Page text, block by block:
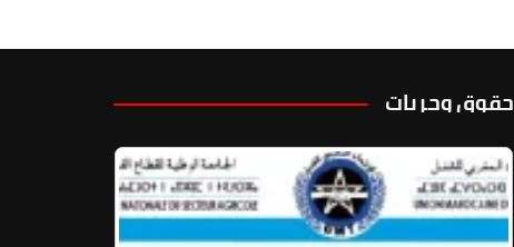
حقوق وحريات